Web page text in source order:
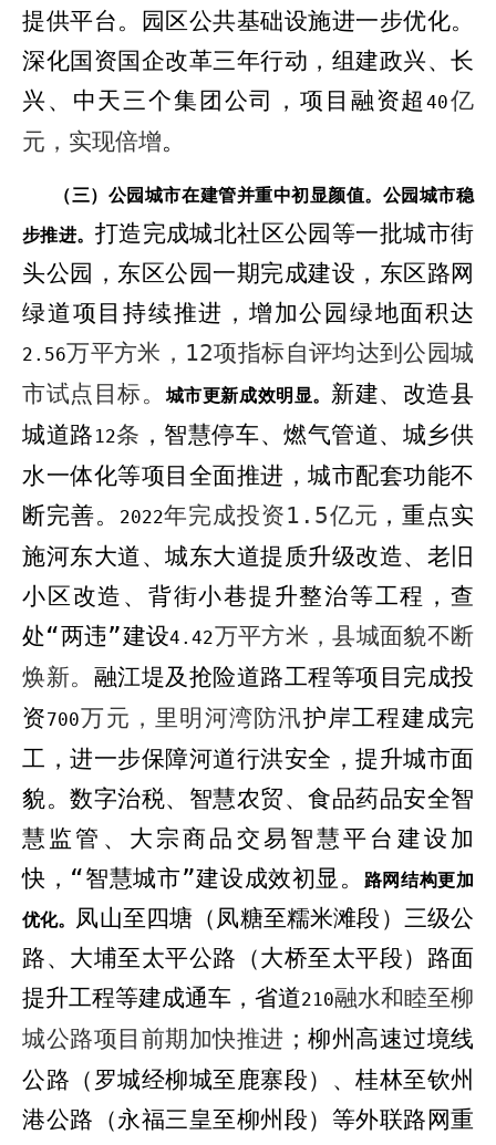
提供平台。园区公共基础设施进一步优化。
深化国资国企改革三年行动，组建政兴、长
兴、中天三个集团公司，项目融资超40亿
元，实现倍增。
（三）公园城市在建管并重中初显颜值。 公园城市稳
步推进。 打造完成城北社区公园等一批城市街
头公园，东区公园一期完成建设，东区路网
绿道项目持续推进， 增加公园绿地面积达
2.56万平方米， 12项指标自评均达到公园城
市试点目标。
城市更新成效明显。 新建、改造县
城道路 12条 ， 智慧停车、燃气管道、城乡供
水一体化等项目全面推进，城市配套功能不
断完善。
2022年完成投资1.5亿元 ，重点实
施河东大道、城东大道提质升级改造、老旧
小区改造、背街小巷提升整治等工程 ，查
处“两违”建设4.42万平方米，县城面貌不断
焕新。 融江堤及抢险道路工程等项目 完成投
资700万元，里明河湾防汛护岸工程建成完
工 ，进一步保障河道行洪安全，提升城市面
貌。 数字治税、智慧农贸、食品药品安全智
慧监管、大宗商品交易智慧平台 建设加
快 ，“智慧城市”建设成效初显 。
路网结构更加
优化。 凤山至四塘（凤糖至糯米滩段）三级公
路、大埔至太平公路（大桥至太平段）路面
提升工程等建成通车， 省道210融水和睦至柳
城公路项目前期加快推进 ； 柳州高速过境线
公路（罗城经柳城至鹿寨段）、桂林至钦州
港公路（永福三皇至柳州段） 等外联路网重